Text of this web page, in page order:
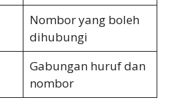
Nombor yang boleh
dihubungi
Gabungan huruf dan
nombor